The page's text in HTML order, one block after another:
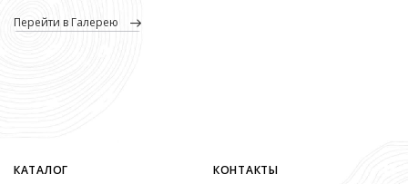
перейти в Галерею
КАТАЛОГ
КОНТАКТЫ